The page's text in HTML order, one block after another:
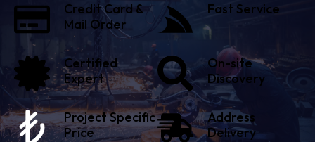
Credit Card &
Mail Order
Fast Service
Certified
Expert
On-site
Discovery
Project Specific
Price
Address
Delivery